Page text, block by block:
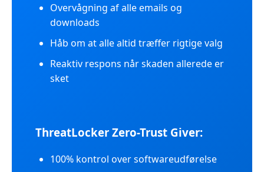
Overvågning af alle emails og
downloads
Håb om at alle altid træffer rigtige valg
Reaktiv respons når skaden allerede er
sket
ThreatLocker Zero-Trust Giver:
100% kontrol over softwareudførelse